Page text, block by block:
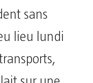
sans
lieu lundi